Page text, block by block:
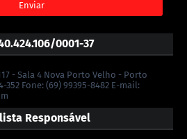
0001-37
- Sala 4 Nova Porto Velho - Porto
Fone: (69) 99395-8482 E-mail:
Responsável